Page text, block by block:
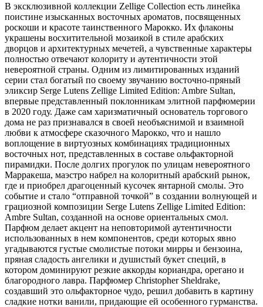
В эксклюзивной коллекции Zellige Collection есть линейка
поистине изысканных восточных ароматов, посвященных
роскоши и красоте таинственного Марокко. Их флаконы
украшены восхитительной мозаикой в стиле арабских
дворцов и архитектурных мечетей, а чувственные характеры
полностью отвечают колориту и аутентичности этой
невероятной страны. Одним из лимитированных изданий
серии стал богатый по своему звучанию восточно-пряный
эликсир Serge Lutens Zellige Limited Edition: Ambre Sultan,
впервые представленный поклонникам элитной парфюмерии
в 2020 году. Даже сам харизматичный основатель торгового
дома не раз признавался в своей необъяснимой и взаимной
любви к атмосфере сказочного Марокко, что и нашло
воплощение в виртуозных комбинациях традиционных
восточных нот, представленных в составе ольфакторной
пирамидки. После долгих прогулок по улицам невероятного
Марракеша, маэстро набрел на колоритный арабский рынок,
где и приобрел драгоценный кусочек янтарной смолы. Это
событие и стало “отправной точкой” в создании волнующей и
грациозной композиции Serge Lutens Zellige Limited Edition:
Ambre Sultan, созданной на основе ориентальных смол.
Парфюм делает акцент на неповторимой аутентичности
использованных в нем компонентов, среди которых явно
угадываются густые смолистые потоки мирры и бензоина,
пряная сладость ангелики и душистый букет специй, в
котором доминируют резкие аккорды кориандра, орегано и
благородного лавра. Парфюмер Christopher Sheldrake,
создавший это ольфакторное чудо, решил добавить в картину
сладкие нотки ванили, придающие ей особенного гурманства.